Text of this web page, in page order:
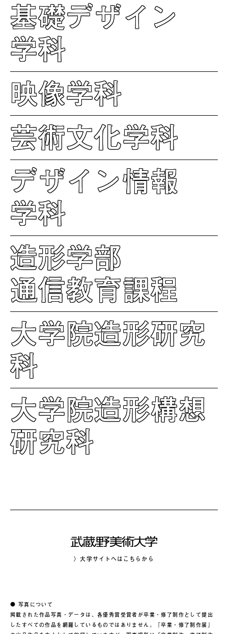
基礎デザイン
学科
映像学科
芸術文化学科
デザイン情報
学科
造形学部
通信教育課程
大学院造形研究
科
大学院造形構想
研究科
〉大学サイトへはこちらから
● 写真について
掲載された作品写真・データは、各優秀賞受賞者が卒業・修了制作として提出
したすべての作品を網羅しているものではありません。「卒業・修了制作展」